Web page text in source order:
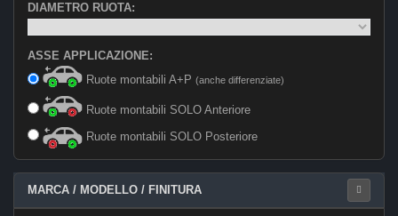
DIAMETRO RUOTA:
ASSE APPLICAZIONE:
Ruote montabili A+P (anche differenziate)
Ruote montabili SOLO Anteriore
Ruote montabili SOLO Posteriore
MARCA / MODELLO / FINITURA